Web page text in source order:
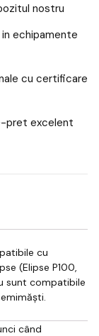
nostru
echipamente
cu certificare
pret excelent
cu
(Elipse P100,
sunt compatibile
când